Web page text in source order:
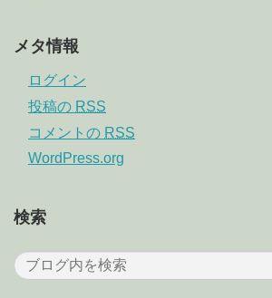
メタ情報
ログイン
投稿の RSS
コメントの RSS
WordPress.org
検索